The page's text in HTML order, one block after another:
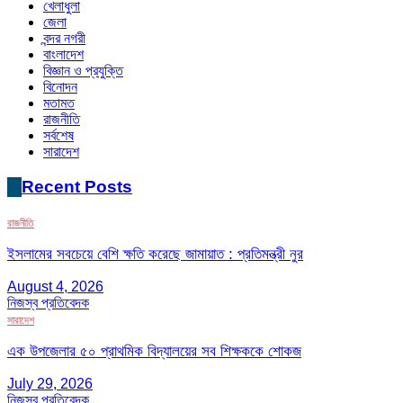
খেলাধুলা
জেলা
বন্দর নগরী
বাংলাদেশ
বিজ্ঞান ও প্রযুক্তি
বিনোদন
মতামত
রাজনীতি
সর্বশেষ
সারাদেশ
Recent Posts
রাজনীতি
ইসলামের সবচেয়ে বেশি ক্ষতি করেছে জামায়াত : প্রতিমন্ত্রী নুর
August 4, 2026
নিজস্ব প্রতিবেদক
সারাদেশ
এক উপজেলার ৫০ প্রাথমিক বিদ্যালয়ের সব শিক্ষককে শোকজ
July 29, 2026
নিজস্ব প্রতিবেদক